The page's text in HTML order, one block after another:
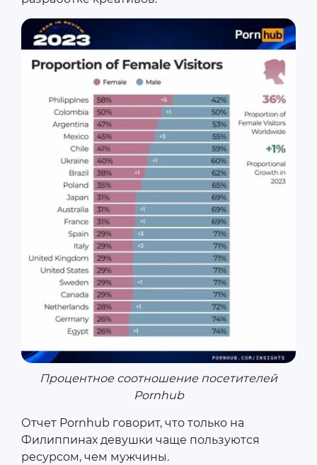
Процентное соотношение посетителей
Pornhub
Отчет Pornhub говорит, что только на
Филиппинах девушки чаще пользуются
ресурсом, чем мужчины.